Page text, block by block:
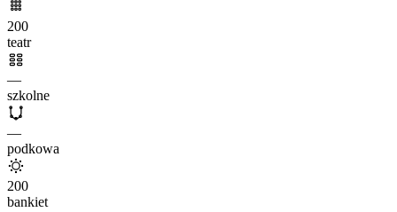
200
teatr
—
szkolne
—
podkowa
200
bankiet